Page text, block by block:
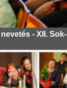
- XII.